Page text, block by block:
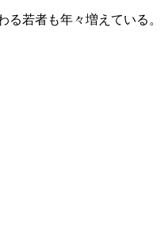
若者も年々増えている。